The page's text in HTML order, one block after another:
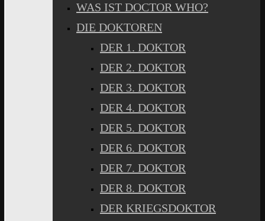
WAS IST DOCTOR WHO?
DIE DOKTOREN
DER 1. DOKTOR
DER 2. DOKTOR
DER 3. DOKTOR
DER 4. DOKTOR
DER 5. DOKTOR
DER 6. DOKTOR
DER 7. DOKTOR
DER 8. DOKTOR
DER KRIEGSDOKTOR